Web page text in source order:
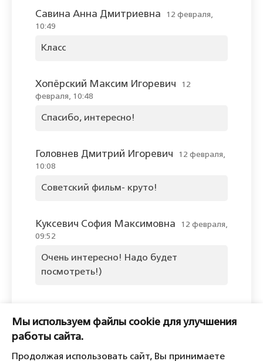
Савина Анна Дмитриевна
12 февраля,
10:49
Класс
Хопёрский Максим Игоревич
12
февраля, 10:48
Спасибо, интересно!
Головнев Дмитрий Игоревич
12 февраля,
10:08
Советский фильм- круто!
Куксевич София Максимовна
12 февраля,
09:52
Очень интересно! Надо будет
посмотреть!)
Пожалуйста, войдите, чтобы
комментировать.
Мы используем файлы cookie для улучшения
работы сайта.
Продолжая использовать сайт, Вы принимаете